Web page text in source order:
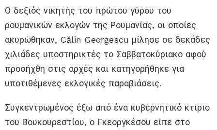
Ο δεξιός νικητής του πρώτου γύρου του
ρουμανικών εκλογών της Ρουμανίας, οι οποίες
ακυρώθηκαν, Călin Georgescu μίλησε σε δεκάδες
χιλιάδες υποστηρικτές το Σαββατοκύριακο αφού
προσήχθη στις αρχές και κατηγορήθηκε για
υποτιθέμενες εκλογικές παραβιάσεις.
Συγκεντρωμένος έξω από ένα κυβερνητικό κτίριο
του Βουκουρεστίου, ο Γκεοργκέσου είπε στο